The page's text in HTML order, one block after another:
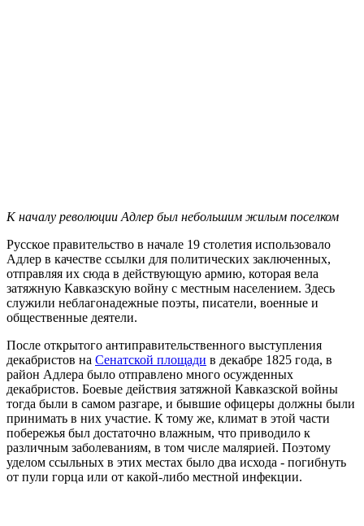
К началу революции Адлер был небольшим жилым поселком
Русское правительство в начале 19 столетия использовало
Адлер в качестве ссылки для политических заключенных,
отправляя их сюда в действующую армию, которая вела
затяжную Кавказскую войну с местным населением. Здесь
служили неблагонадежные поэты, писатели, военные и
общественные деятели.
После открытого антиправительственного выступления
декабристов на Сенатской площади в декабре 1825 года, в
район Адлера было отправлено много осужденных
декабристов. Боевые действия затяжной Кавказской войны
тогда были в самом разгаре, и бывшие офицеры должны были
принимать в них участие. К тому же, климат в этой части
побережья был достаточно влажным, что приводило к
различным заболеваниям, в том числе малярией. Поэтому
уделом ссыльных в этих местах было два исхода - погибнуть
от пули горца или от какой-либо местной инфекции.